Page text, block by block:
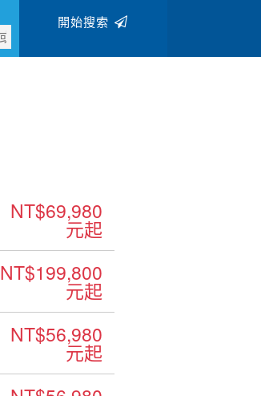
開始搜索
NT$69,980
元起
NT$199,800
元起
NT$56,980
元起